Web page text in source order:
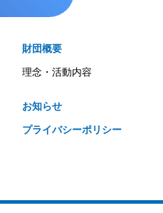
財団概要
理念・活動内容
お知らせ
プライバシーポリシー